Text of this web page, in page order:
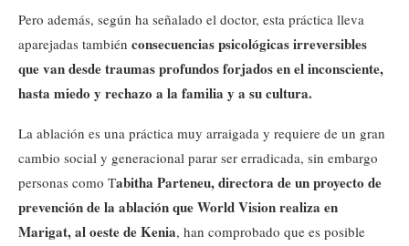
Pero además, según ha señalado el doctor, esta práctica lleva
aparejadas también consecuencias psicológicas irreversibles
que van desde traumas profundos forjados en el inconsciente,
hasta miedo y rechazo a la familia y a su cultura.
La ablación es una práctica muy arraigada y requiere de un gran
cambio social y generacional parar ser erradicada, sin embargo
personas como Tabitha Parteneu, directora de un proyecto de
prevención de la ablación que World Vision realiza en
Marigat, al oeste de Kenia, han comprobado que es posible